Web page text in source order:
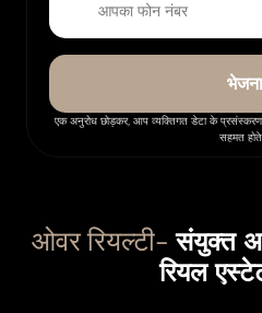
भेजना
एक अनुरोध छोड़कर, आप व्यक्तिगत डेटा के
सहमत
ओवर रियल्टी-संयुक्त
रियल